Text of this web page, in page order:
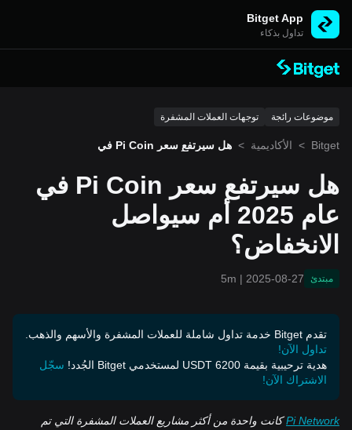
Bitget App
تداول بذكاء
موضوعات رائجة توجهات العملات المشفرة
Bitget
> الأكاديمية >
هل سيرتفع سعر Pi Coin في
هل سيرتفع سعر Pi Coin في
عام 2025 أم سيواصل
الانخفاض؟
مبتدئ 2025-08-27
|
5m
تقدم Bitget خدمة تداول شاملة للعملات المشفرة والأسهم والذهب.
تداول الآن!
هدية ترحيبية بقيمة 6200 USDT لمستخدمي Bitget الجُدد!
سجّل
الاشتراك الآن!
Pi Networkكانت واحدة من أكثر مشاريع العملات المشفرة التي تم